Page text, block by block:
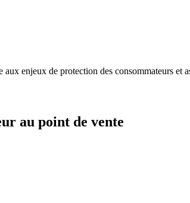
enjeux de protection des consommateurs et
au point de vente